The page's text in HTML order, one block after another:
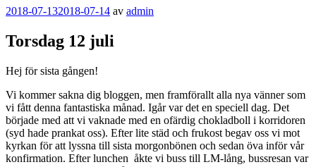
Publicerat
2018-07-132018-07-14 av admin
Torsdag 12 juli
Hej för sista gången!
Vi kommer sakna dig bloggen, men framförallt alla nya vänner som
vi fått denna fantastiska månad. Igår var det en speciell dag. Det
började med att vi vaknade med en ofärdig chokladboll i korridoren
(syd hade prankat oss). Efter lite städ och frukost begav oss vi mot
kyrkan för att lyssna till sista morgonbönen och sedan öva inför vår
konfirmation. Efter lunchen åkte vi buss till LM-lång, bussresan var